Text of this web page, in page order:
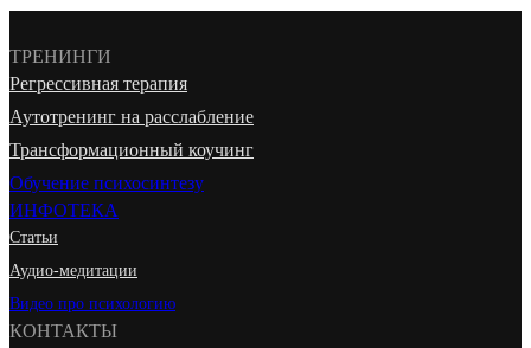
ТРЕНИНГИ
Регрессивная терапия
Аутотренинг на расслабление
Трансформационный коучинг
Обучение психосинтезу
ИНФОТЕКА
Статьи
Аудио-медитации
Видео про психологию
КОНТАКТЫ